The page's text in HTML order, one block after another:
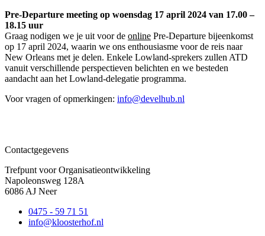
Pre-Departure meeting op woensdag 17 april 2024 van 17.00 –
18.15 uur
Graag nodigen we je uit voor de online Pre-Departure bijeenkomst
op 17 april 2024, waarin we ons enthousiasme voor de reis naar
New Orleans met je delen. Enkele Lowland-sprekers zullen ATD
vanuit verschillende perspectieven belichten en we besteden
aandacht aan het Lowland-delegatie programma.
Voor vragen of opmerkingen: info@develhub.nl
Contactgegevens
Trefpunt voor Organisatieontwikkeling
Napoleonsweg 128A
6086 AJ Neer
0475 - 59 71 51
info@kloosterhof.nl